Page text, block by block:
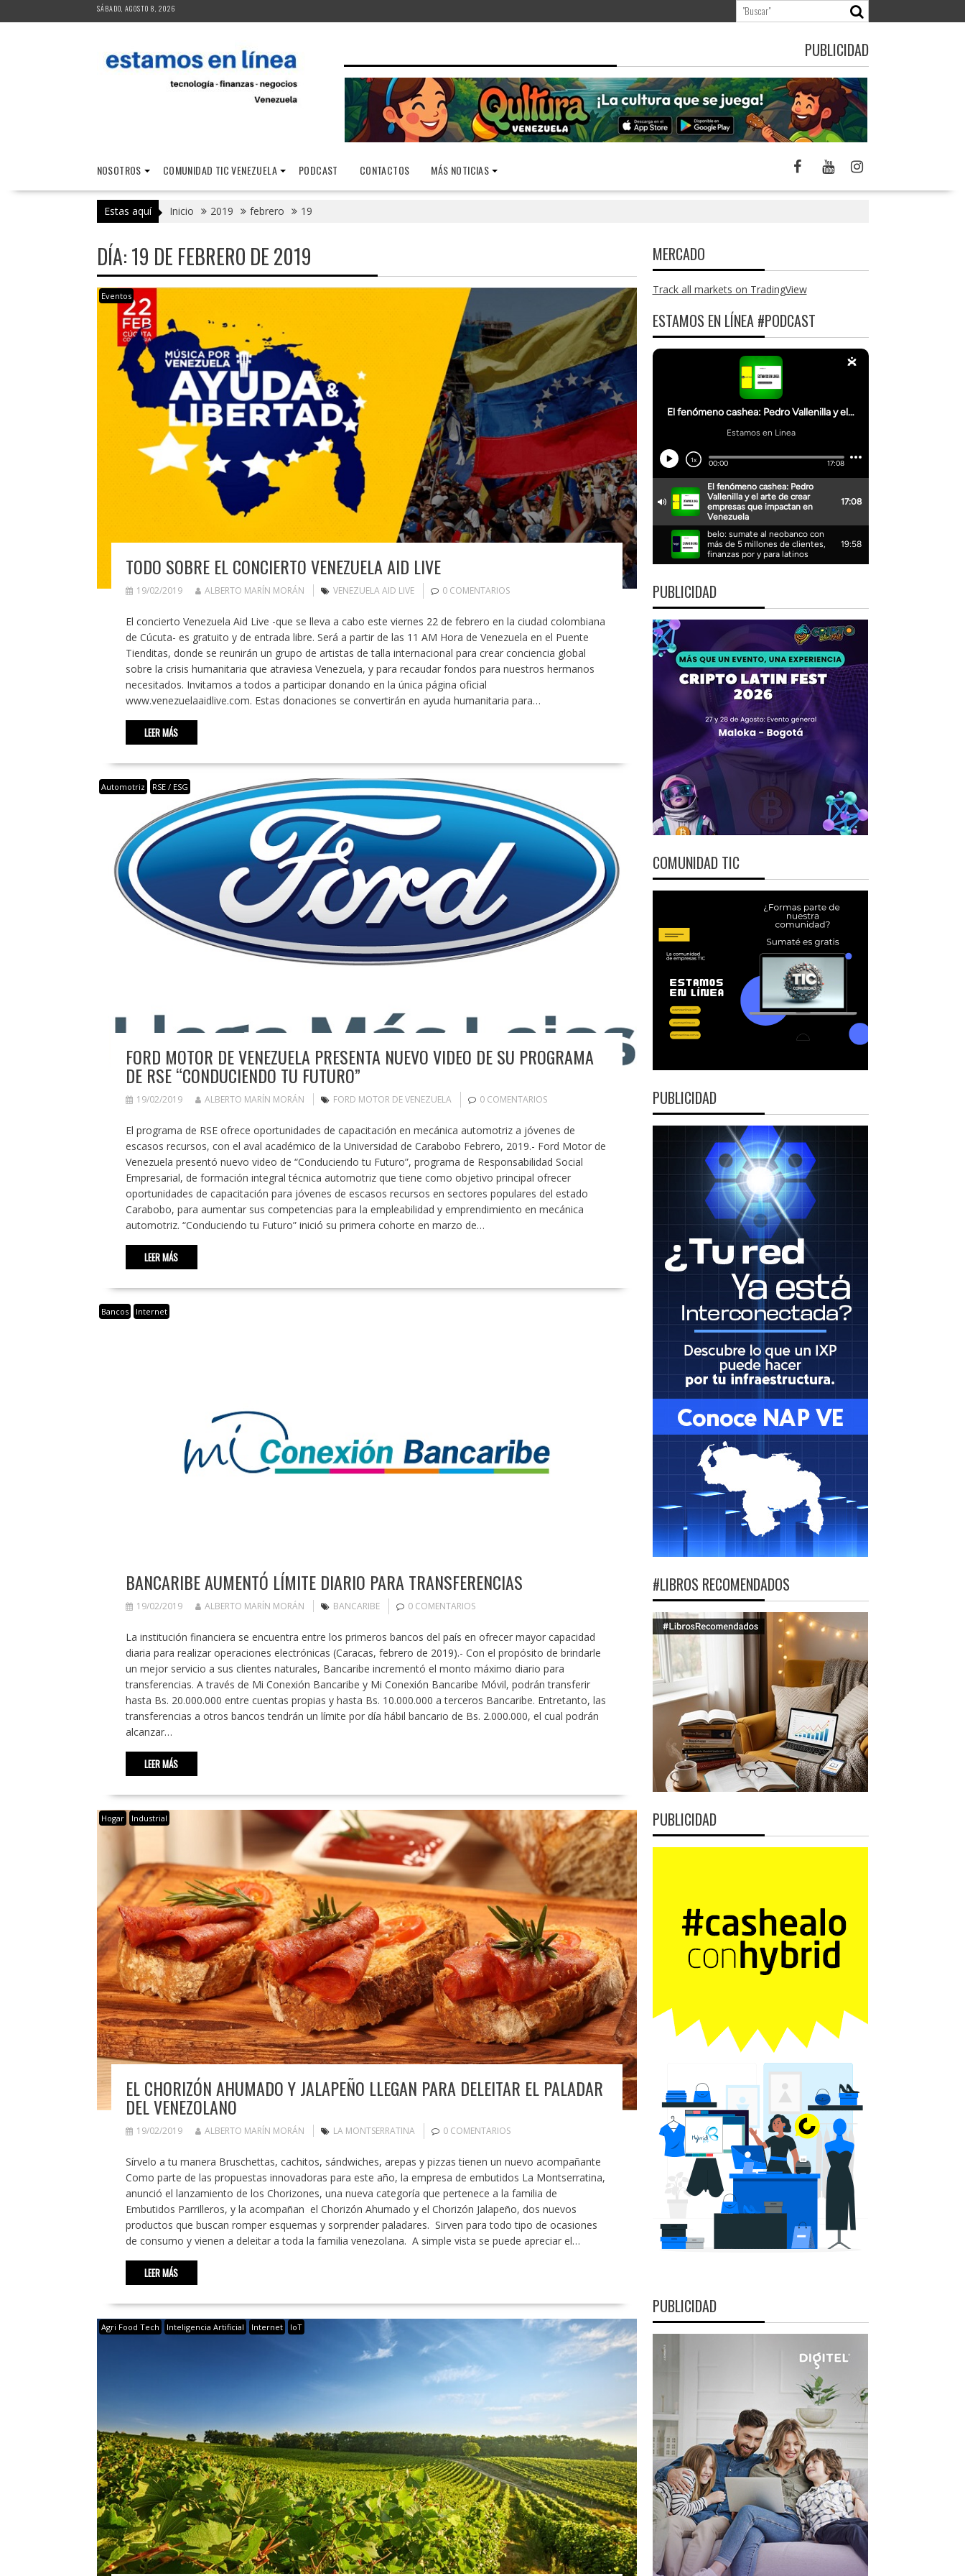
al
SÁBADO, AGOSTO 8, 2026
PUBLICIDAD
NOSOTROS COMUNIDAD TIC VENEZUELA PODCAST CONTACTOS MÁS NOTICIAS
Estas aquí Inicio 2019 febrero 19
DÍA:19 DE FEBRERO DE 2019
Eventos
TODO SOBRE EL CONCIERTO VENEZUELA AID LIVE
19/02/2019 ALBERTO MARÍN MORÁN VENEZUELA AID LIVE 0 COMENTARIOS
El concierto Venezuela Aid Live -que se lleva a cabo este viernes 22 de febrero en la ciudad colombiana
de Cúcuta- es gratuito y de entrada libre. Será a partir de las 11 AM Hora de Venezuela en el Puente
Tienditas, donde se reunirán un grupo de artistas de talla internacional para crear conciencia global
sobre la crisis humanitaria que atraviesa Venezuela, y para recaudar fondos para nuestros hermanos
necesitados. Invitamos a todos a participar donando en la única página oficial
www.venezuelaaidlive.com. Estas donaciones se convertirán en ayuda humanitaria para…
LEER MÁS
Automotriz RSE / ESG
FORD MOTOR DE VENEZUELA PRESENTA NUEVO VIDEO DE SU PROGRAMA
DE RSE “CONDUCIENDO TU FUTURO”
19/02/2019 ALBERTO MARÍN MORÁN FORD MOTOR DE VENEZUELA 0 COMENTARIOS
El programa de RSE ofrece oportunidades de capacitación en mecánica automotriz a jóvenes de
escasos recursos, con el aval académico de la Universidad de Carabobo Febrero, 2019.- Ford Motor de
Venezuela presentó nuevo video de “Conduciendo tu Futuro”, programa de Responsabilidad Social
Empresarial, de formación integral técnica automotriz que tiene como objetivo principal ofrecer
oportunidades de capacitación para jóvenes de escasos recursos en sectores populares del estado
Carabobo, para aumentar sus competencias para la empleabilidad y emprendimiento en mecánica
automotriz. “Conduciendo tu Futuro” inició su primera cohorte en marzo de…
LEER MÁS
Bancos Internet
BANCARIBE AUMENTÓ LÍMITE DIARIO PARA TRANSFERENCIAS
19/02/2019 ALBERTO MARÍN MORÁN BANCARIBE 0 COMENTARIOS
La institución financiera se encuentra entre los primeros bancos del país en ofrecer mayor capacidad
diaria para realizar operaciones electrónicas (Caracas, febrero de 2019).- Con el propósito de brindarle
un mejor servicio a sus clientes naturales, Bancaribe incrementó el monto máximo diario para
transferencias. A través de Mi Conexión Bancaribe y Mi Conexión Bancaribe Móvil, podrán transferir
hasta Bs. 20.000.000 entre cuentas propias y hasta Bs. 10.000.000 a terceros Bancaribe. Entretanto, las
transferencias a otros bancos tendrán un límite por día hábil bancario de Bs. 2.000.000, el cual podrán
alcanzar…
LEER MÁS
Hogar Industrial
EL CHORIZÓN AHUMADO Y JALAPEÑO LLEGAN PARA DELEITAR EL PALADAR
DEL VENEZOLANO
19/02/2019 ALBERTO MARÍN MORÁN LA MONTSERRATINA 0 COMENTARIOS
Sírvelo a tu manera Bruschettas, cachitos, sándwiches, arepas y pizzas tienen un nuevo acompañante
Como parte de las propuestas innovadoras para este año, la empresa de embutidos La Montserratina,
anunció el lanzamiento de los Chorizones, una nueva categoría que pertenece a la familia de
Embutidos Parrilleros, y la acompañan el Chorizón Ahumado y el Chorizón Jalapeño, dos nuevos
productos que buscan romper esquemas y sorprender paladares. Sirven para todo tipo de ocasiones
de consumo y vienen a deleitar a toda la familia venezolana. A simple vista se puede apreciar el…
LEER MÁS
Agri Food Tech Inteligencia Artificial Internet IoT
MERCADO
Track all markets on TradingView
ESTAMOS EN LÍNEA #PODCAST
PUBLICIDAD
COMUNIDAD TIC
PUBLICIDAD
#LIBROS RECOMENDADOS
PUBLICIDAD
PUBLICIDAD